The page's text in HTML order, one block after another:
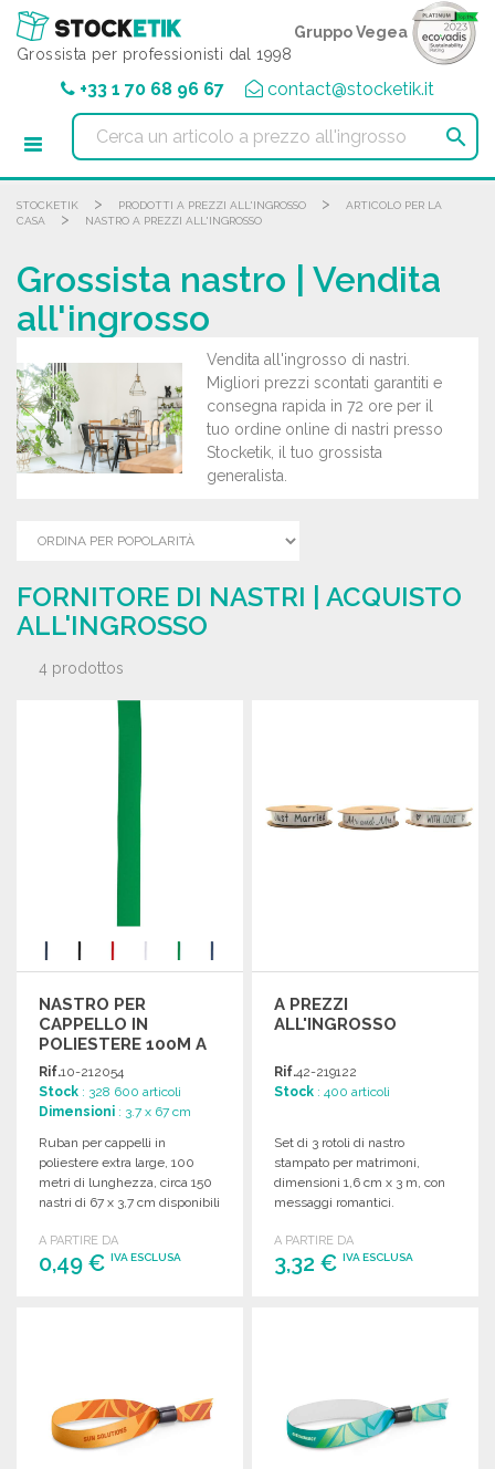
Grossista per professionisti dal 1998
Gruppo Vegea
+33 1 70 68 96 67 contact@stocketik.it

STOCKETIK > PRODOTTI A PREZZI ALL'INGROSSO >
ARTICOLO PER LA
CASA
> NASTRO A PREZZI ALL'INGROSSO
Grossista nastro | Vendita
all'ingrosso
Vendita all'ingrosso di nastri.
Migliori prezzi scontati garantiti e
consegna rapida in 72 ore per il
tuo ordine online di nastri presso
Stocketik, il tuo grossista
generalista.
FORNITORE DI NASTRI | ACQUISTO
ALL'INGROSSO
4 prodottos
NASTRO PER
CAPPELLO IN
POLIESTERE 100M A
PREZZI
ALL'INGROSSO
Rif.10-212054
Stock : 328 600 articoli
Dimensioni : 3.7 x 67 cm
Ruban per cappelli in
poliestere extra large, 100
metri di lunghezza, circa 150
nastri di 67 x 3,7 cm disponibili
A PARTIRE DA
0,49 € IVA ESCLUSA
A PREZZI
ALL'INGROSSO
Rif.42-219122
Stock : 400 articoli
Set di 3 rotoli di nastro
stampato per matrimoni,
dimensioni 1,6 cm x 3 m, con
messaggi romantici.
A PARTIRE DA
3,32 €IVA ESCLUSA
Pannello di gestione dei cookies